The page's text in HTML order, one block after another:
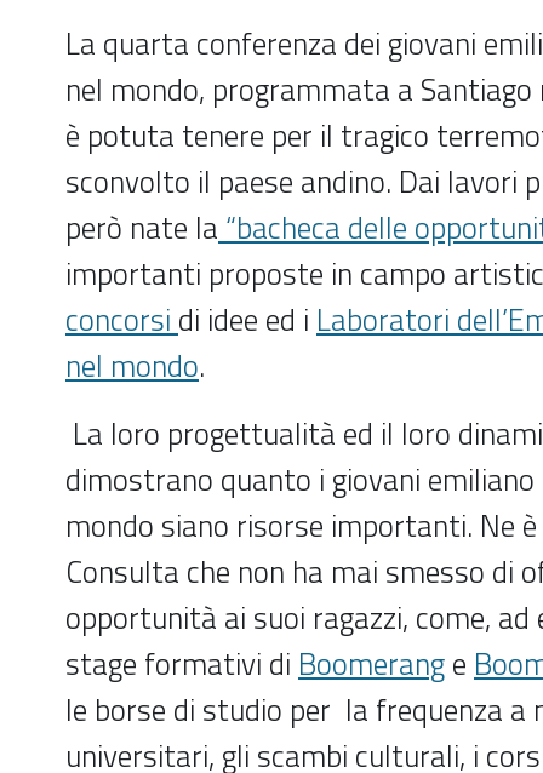
La quarta conferenza dei giovani
nel mondo, programmata a
è potuta tenere per il tragico
sconvolto il paese andino. Dai lavori
però nate la “bacheca delle
importanti proposte in campo
concorsi di idee ed i Laboratori
nel mondo.
La loro progettualità ed il loro
dimostrano quanto i giovani
mondo siano risorse importanti. Ne
Consulta che non ha mai smesso di
opportunità ai suoi ragazzi, come, ad
stage formativi di Boomerange
le borse di studio per la frequenza a
universitari, gli scambi culturali, i